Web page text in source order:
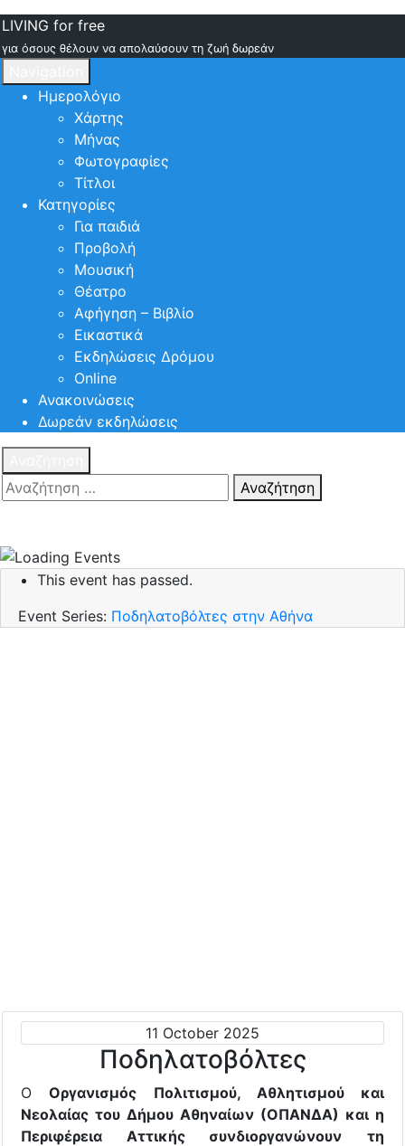
LIVING for free
για όσους θέλουν να απολαύσουν τη ζωή δωρεάν
Ημερολόγιο
Χάρτης
Μήνας
Φωτογραφίες
Τίτλοι
Κατηγορίες
Για παιδιά
Προβολή
Μουσική
Θέατρο
Αφήγηση – Βιβλίο
Εικαστικά
Εκδηλώσεις Δρόμου
Online
Ανακοινώσεις
Δωρεάν εκδηλώσεις
Αναζήτηση
This event has passed.
Event Series: Ποδηλατοβόλτες στην Αθήνα
11 October 2025
Ποδηλατοβόλτες
ΟΟργανισμός Πολιτισμού, Αθλητισμού και
Νεολαίας του Δήμου Αθηναίων (ΟΠΑΝΔΑ) και η
Περιφέρεια Αττικής συνδιοργανώνουν
τη